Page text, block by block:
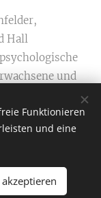
Hall
und
Funktionieren
und eine